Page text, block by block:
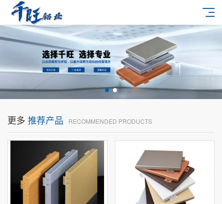
更多 推荐产品 RECOMMENDED PRODUCTS